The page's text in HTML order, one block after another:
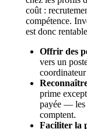
coût :
compétence.
est donc
Offrir des
vers un
prime
payée — les
comptent.
Faciliter la